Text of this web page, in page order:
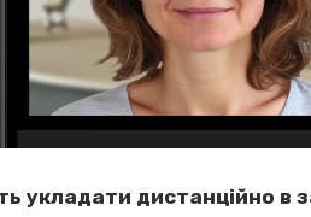
укладати дистанційно в